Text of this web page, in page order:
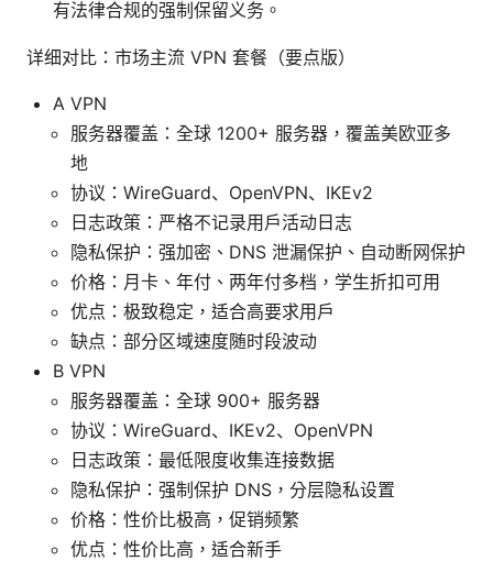
有法律合规的强制保留义务。
详细对比：市场主流 VPN 套餐（要点版）
A VPN
服务器覆盖：全球 1200+ 服务器，覆盖美欧亚多
地
协议：WireGuard、OpenVPN、IKEv2
日志政策：严格不记录用户活动日志
隐私保护：强加密、DNS 泄漏保护、自动断网保护
价格：月卡、年付、两年付多档，学生折扣可用
优点：极致稳定，适合高要求用户
缺点：部分区域速度随时段波动
B VPN
服务器覆盖：全球 900+ 服务器
协议：WireGuard、IKEv2、OpenVPN
日志政策：最低限度收集连接数据
隐私保护：强制保护 DNS，分层隐私设置
价格：性价比极高，促销频繁
优点：性价比高，适合新手